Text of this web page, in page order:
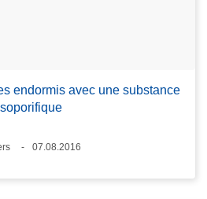
endormis avec une substance
soporifique
07.08.2016